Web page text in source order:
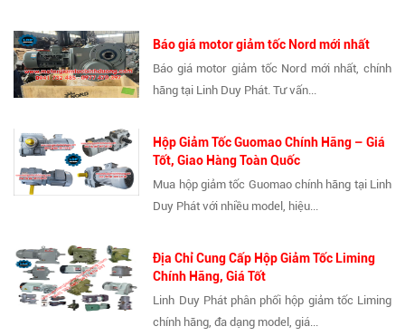
Báo giá motor giảm tốc Nord mới nhất
Báo giá motor giảm tốc Nord mới nhất, chính
hãng tại Linh Duy Phát. Tư vấn...
Hộp Giảm Tốc Guomao Chính Hãng – Giá
Tốt, Giao Hàng Toàn Quốc
Mua hộp giảm tốc Guomao chính hãng tại Linh
Duy Phát với nhiều model, hiệu...
Địa Chỉ Cung Cấp Hộp Giảm Tốc Liming
Chính Hãng, Giá Tốt
Linh Duy Phát phân phối hộp giảm tốc Liming
chính hãng, đa dạng model, giá...